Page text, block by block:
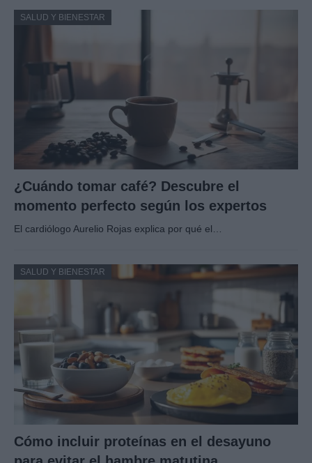
SALUD Y BIENESTAR
¿Cuándo tomar café? Descubre el
momento perfecto según los expertos
El cardiólogo Aurelio Rojas explica por qué el…
SALUD Y BIENESTAR
Cómo incluir proteínas en el desayuno